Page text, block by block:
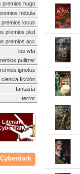
premios hugo
nebula
premios locus
premios pkd
premios acc
los wfa
pulitzer
ignotus
ciencia ficción
fantasía
terror
Literario